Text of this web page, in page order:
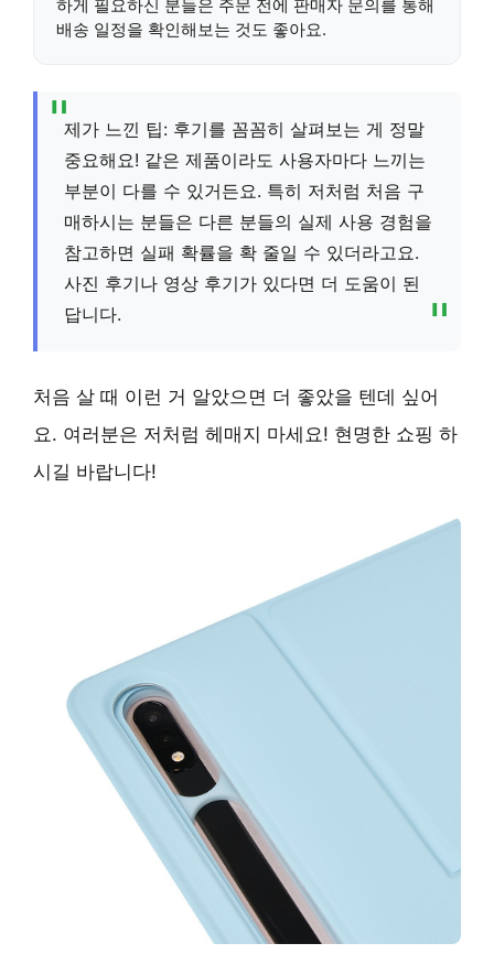
하게 필요하신 분들은 주문 전에 판매자 문의를 통해
배송 일정을 확인해보는 것도 좋아요.
제가 느낀 팁: 후기를 꼼꼼히 살펴보는 게 정말
중요해요! 같은 제품이라도 사용자마다 느끼는
부분이 다를 수 있거든요. 특히 저처럼 처음 구
매하시는 분들은 다른 분들의 실제 사용 경험을
참고하면 실패 확률을 확 줄일 수 있더라고요.
사진 후기나 영상 후기가 있다면 더 도움이 된
답니다.
처음 살 때 이런 거 알았으면 더 좋았을 텐데 싶어
요. 여러분은 저처럼 헤매지 마세요! 현명한 쇼핑 하
시길 바랍니다!